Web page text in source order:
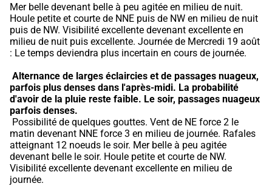
Mer belle devenant belle à peu agitée en milieu de nuit.
Houle petite et courte de NNE puis de NW en milieu de nuit
puis de NW. Visibilité excellente devenant excellente en
milieu de nuit puis excellente. Journée de Mercredi 19 août
: Le temps deviendra plus incertain en cours de journée.
Alternance de larges éclaircies et de passages nuageux,
parfois plus denses dans l'après-midi. La probabilité
d'avoir de la pluie reste faible. Le soir, passages nuageux
parfois denses.
matin devenant NNE force 3 en milieu de journée. Rafales
atteignant 12 noeuds le soir. Mer belle à peu agitée
devenant belle le soir. Houle petite et courte de NW.
Visibilité excellente devenant excellente en milieu de
journée.